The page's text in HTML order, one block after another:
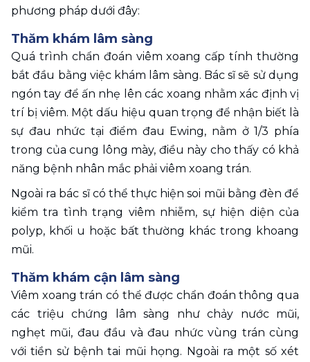
phương pháp dưới đây:
Thăm khám lâm sàng
Quá trình chẩn đoán viêm xoang cấp tính thường
bắt đầu bằng việc khám lâm sàng. Bác sĩ sẽ sử dụng
ngón tay để ấn nhẹ lên các xoang nhằm xác định vị
trí bị viêm. Một dấu hiệu quan trọng để nhận biết là
sự đau nhức tại điểm đau Ewing, nằm ở 1/3 phía
trong của cung lông mày, điều này cho thấy có khả
năng bệnh nhân mắc phải viêm xoang trán.
Ngoài ra bác sĩ có thể thực hiện soi mũi bằng đèn để
kiểm tra tình trạng viêm nhiễm, sự hiện diện của
polyp, khối u hoặc bất thường khác trong khoang
mũi.
Thăm khám cận lâm sàng
Viêm xoang trán có thể được chẩn đoán thông qua
các triệu chứng lâm sàng như chảy nước mũi,
nghẹt mũi, đau đầu và đau nhức vùng trán cùng
với tiền sử bệnh tai mũi họng. Ngoài ra một số xét